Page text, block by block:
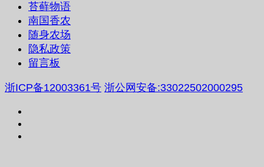
苔藓物语
南国香农
随身农场
隐私政策
留言板
浙ICP备12003361号 浙公网安备:33022502000295